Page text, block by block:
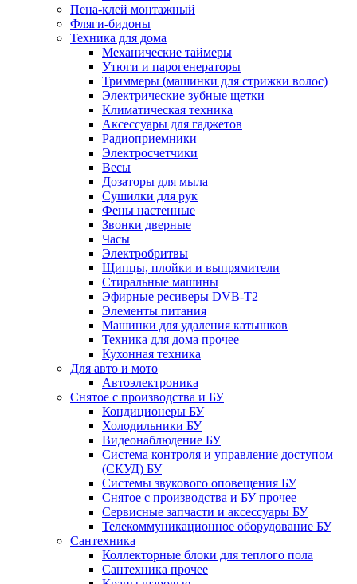
Пена-клей монтажный
Фляги-бидоны
Техника для дома
Механические таймеры
Утюги и парогенераторы
Триммеры (машинки для стрижки волос)
Электрические зубные щетки
Климатическая техника
Аксессуары для гаджетов
Радиоприемники
Электросчетчики
Весы
Дозаторы для мыла
Сушилки для рук
Фены настенные
Звонки дверные
Часы
Электробритвы
Щипцы, плойки и выпрямители
Стиральные машины
Эфирные ресиверы DVB-T2
Элементы питания
Машинки для удаления катышков
Техника для дома прочее
Кухонная техника
Для авто и мото
Автоэлектроника
Снятое с производства и БУ
Кондиционеры БУ
Холодильники БУ
Видеонаблюдение БУ
Система контроля и управление доступом
(СКУД) БУ
Системы звукового оповещения БУ
Снятое с производства и БУ прочее
Сервисные запчасти и аксессуары БУ
Телекоммуникационное оборудование БУ
Сантехника
Коллекторные блоки для теплого пола
Сантехника прочее